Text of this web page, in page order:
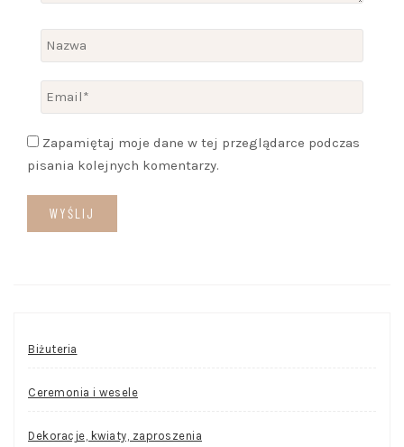
Zapamiętaj moje dane w tej przeglądarce podczas
pisania kolejnych komentarzy.
Biżuteria
Ceremonia i wesele
Dekoracje, kwiaty, zaproszenia